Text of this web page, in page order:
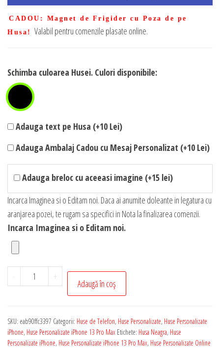
CADOU : Magnet de Frigider cu Poza de pe
Husa!
Valabil pentru comenzile plasate online.
Schimba culoarea Husei. Culori disponibile:
Adauga text pe Husa (+10 Lei)
Adauga Ambalaj Cadou cu Mesaj Personalizat (+10 Lei)
Adauga breloc cu aceeasi imagine (+15 lei)
Incarca Imaginea si o Editam noi. Daca ai anumite doleante in legatura cu
aranjarea pozei, te rugam sa specifici in Nota la finalizarea comenzii.
Incarca Imaginea si o Editam noi.
-
Cantitate
Husa
Touch
iPhone
+
Adaugă în coș
SKU: eab90ffc3397 Categorii: Huse de Telefon, Huse Personalizate, Huse Personalizate
iPhone, Huse Personalizate iPhone 13 Pro Max Etichete: Husa Neagra, Huse
Personalizate iPhone, Huse Personalizate iPhone 13 Pro Max, Huse Personalizate Online